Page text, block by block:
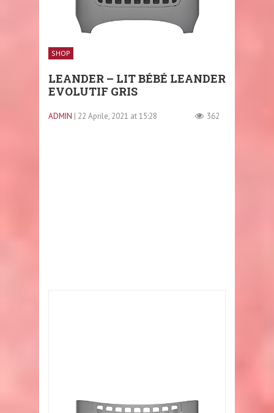
SHOP
LEANDER – LIT BÉBÉ LEANDER
EVOLUTIF GRIS
ADMIN | 22 Aprile, 2021 at 15:28 362